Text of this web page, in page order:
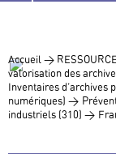
Accueil >
valorisation des
Inventaires d’archives
numériques) >
industriels (310) >